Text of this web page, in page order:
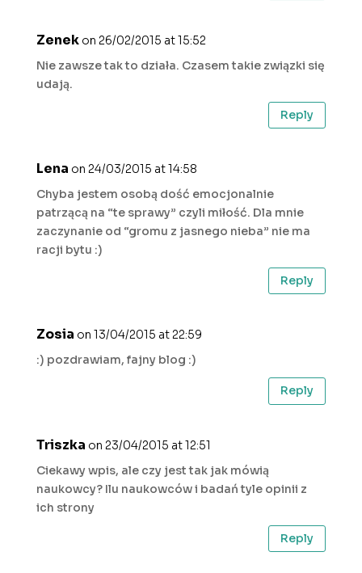
Zenek on 26/02/2015 at 15:52
Nie zawsze tak to działa. Czasem takie związki się
udają.
Reply
Lena on 24/03/2015 at 14:58
Chyba jestem osobą dość emocjonalnie
patrzącą na “te sprawy” czyli miłość. Dla mnie
zaczynanie od “gromu z jasnego nieba” nie ma
racji bytu :)
Reply
Zosia on 13/04/2015 at 22:59
:) pozdrawiam, fajny blog :)
Reply
Triszka on 23/04/2015 at 12:51
Ciekawy wpis, ale czy jest tak jak mówią
naukowcy? Ilu naukowców i badań tyle opinii z
ich strony
Reply